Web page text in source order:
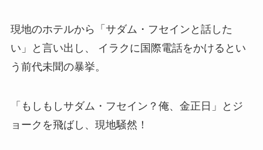
現地のホテルから「サダム・フセインと話した
い」と言い出し、 イラクに国際電話をかけるとい
う前代未聞の暴挙。
「もしもしサダム・フセイン？俺、金正日」とジ
ョークを飛ばし、現地騒然！